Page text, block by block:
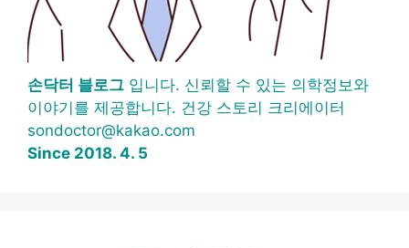
손닥터 블로그 입니다. 신뢰할 수 있는 의학정보와
이야기를 제공합니다. 건강 스토리 크리에이터
sondoctor@kakao.com
Since 2018. 4. 5